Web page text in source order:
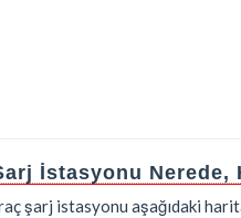
İstasyonu Nerede,
şarj istasyonu aşağıdaki